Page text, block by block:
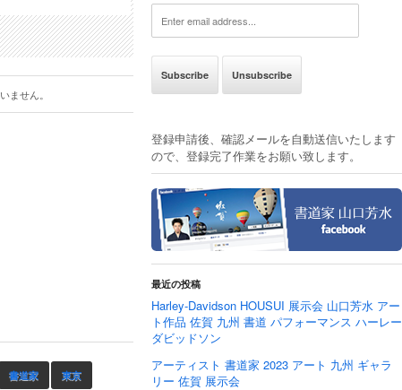
ません。
書道家 東京
登録申請後、確認メールを自動送信いたします
ので、登録完了作業をお願い致します。
最近の投稿
Harley-Davidson HOUSUI 展示会 山口芳水 アー
ト作品 佐賀 九州 書道 パフォーマンス ハーレー
ダビッドソン
アーティスト 書道家 2023 アート 九州 ギャラ
リー 佐賀 展示会